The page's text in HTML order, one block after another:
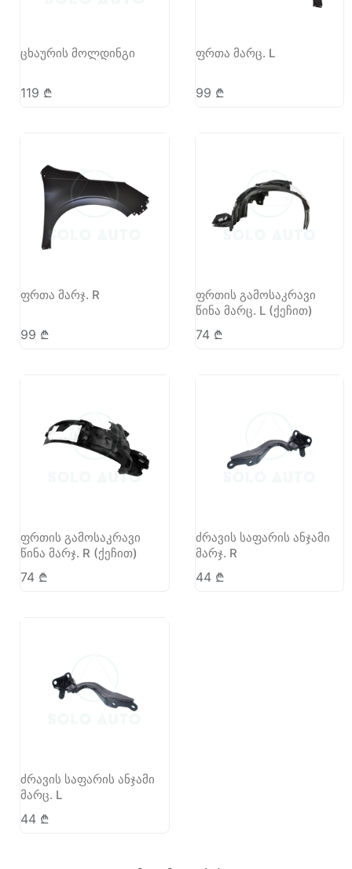
ცხაურის მოლდინგი
119 ₾
ფრთა მარც. L
99 ₾
ფრთა მარჯ. R
99 ₾
ფრთის გამოსაკრავი
წინა მარც. L (ქეჩით)
74 ₾
ფრთის გამოსაკრავი
წინა მარჯ. R (ქეჩით)
74 ₾
ძრავის საფარის ანჯამი
მარჯ. R
44 ₾
ძრავის საფარის ანჯამი
მარც. L
44 ₾